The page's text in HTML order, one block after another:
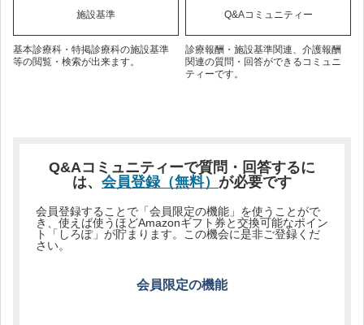
施設基準
基本診療科・特掲診療科の施設基準
等の閲覧・検索が出来ます。
Q&Aコミュニティー
診療報酬・施設基準関連、介護報酬
関連の質問・回答ができるコミュニ
ティーです。
Q&Aコミュニティーで質問・回答するに
は、 会員登録（無料） が必要です
会員登録することで「会員限定の機能」を使うことがで
き、使えば使うほどAmazonギフト券と交換可能なポイン
ト「しろぽ」が貯まります。この機会に是非ご登録くだ
さい。
会員限定の機能